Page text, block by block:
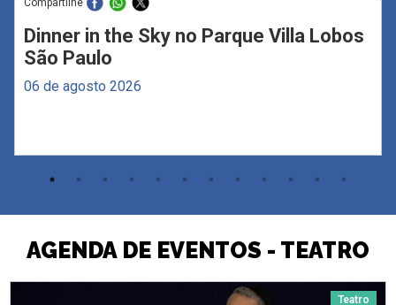
Dinner in the Sky no Parque Villa Lobos
São Paulo
06 de agosto 2026
AGENDA DE EVENTOS - TEATRO
Teatro